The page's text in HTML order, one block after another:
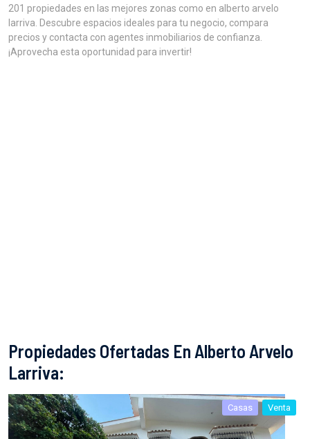
201 propiedades en las mejores zonas como en alberto arvelo
larriva. Descubre espacios ideales para tu negocio, compara
precios y contacta con agentes inmobiliarios de confianza.
¡Aprovecha esta oportunidad para invertir!
Propiedades Ofertadas En Alberto Arvelo
Larriva:
Casas Venta